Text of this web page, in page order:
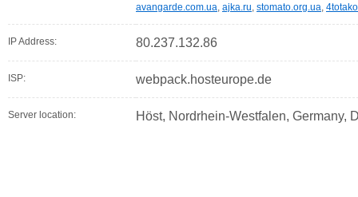
avangarde.com.ua, ajka.ru, stomato.org.ua,
IP Address: 80.237.132.86
ISP: webpack.hosteurope.de
Server location: Höst, Nordrhein-Westfalen, Germany,